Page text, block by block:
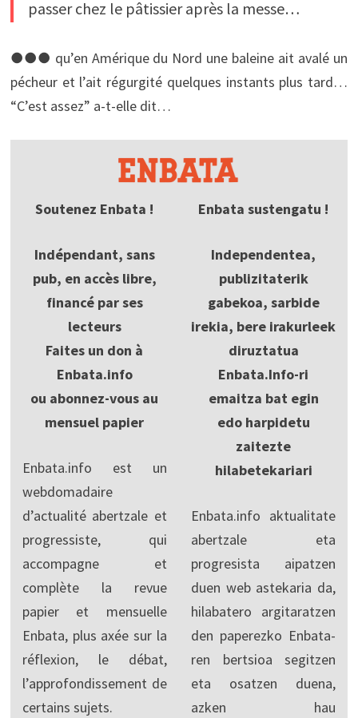
passer chez le pâtissier après la messe… 
●●● qu’en Amérique du Nord une baleine ait avalé un
pécheur et l’ait régurgité quelques instants plus tard…
“C’est assez” a-t-elle dit… 
Soutenez Enbata !
Indépendant, sans
pub, en accès libre,
financé par ses
lecteurs
Faites un don à
Enbata.info
ou abonnez-vous au
mensuel papier
Enbata.info est un
webdomadaire
d’actualité abertzale et
progressiste, qui
accompagne et
complète la revue
papier et mensuelle
Enbata, plus axée sur la
réflexion, le débat,
l’approfondissement de
certains sujets.
Enbata sustengatu !
Independentea,
publizitaterik
gabekoa, sarbide
irekia, bere irakurleek
diruztatua
Enbata.Info-ri
emaitza bat egin
edo harpidetu
zaitezte
hilabetekariari
Enbata.info aktualitate
abertzale eta
progresista aipatzen
duen web astekaria da,
hilabatero argitaratzen
den paperezko Enbata-
ren bertsioa segitzen
eta osatzen duena,
azken hau